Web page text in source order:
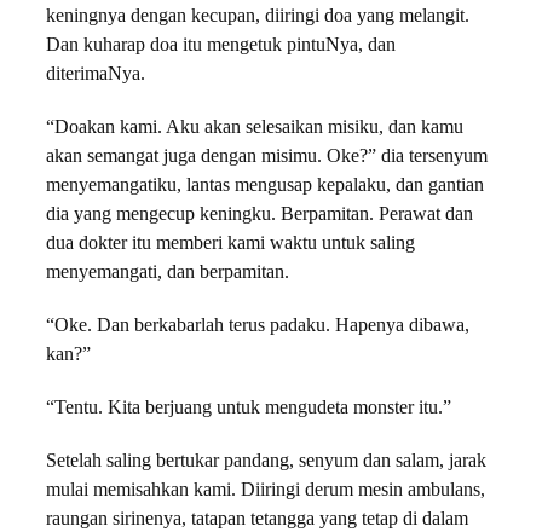
keningnya dengan kecupan, diiringi doa yang melangit.
Dan kuharap doa itu mengetuk pintuNya, dan
diterimaNya.
“Doakan kami. Aku akan selesaikan misiku, dan kamu
akan semangat juga dengan misimu. Oke?” dia tersenyum
menyemangatiku, lantas mengusap kepalaku, dan gantian
dia yang mengecup keningku. Berpamitan. Perawat dan
dua dokter itu memberi kami waktu untuk saling
menyemangati, dan berpamitan.
“Oke. Dan berkabarlah terus padaku. Hapenya dibawa,
kan?”
“Tentu. Kita berjuang untuk mengudeta monster itu.”
Setelah saling bertukar pandang, senyum dan salam, jarak
mulai memisahkan kami. Diiringi derum mesin ambulans,
raungan sirinenya, tatapan tetangga yang tetap di dalam